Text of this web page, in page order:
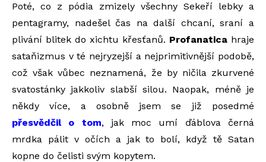
Poté, co z pódia zmizely všechny Sekeří lebky a
pentagramy, nadešel čas na další chcaní, sraní a
plivání blitek do xichtu křesťanů. Profanatica hraje
sataňizmus v té nejryzejší a nejprimitivnější podobě,
což však vůbec neznamená, že by ničila zkurvené
svatostánky jakkoliv slabší silou. Naopak, méně je
někdy více, a osobně jsem se již posedmé
přesvědčil o tom, jak moc umí ďáblova černá
mrdka pálit v očích a jak to bolí, když tě Satan
kopne do čelisti svým kopytem.